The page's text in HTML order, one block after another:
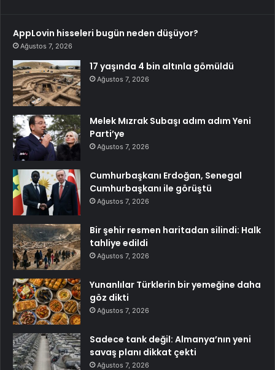
AppLovin hisseleri bugün neden düşüyor?
Ağustos 7, 2026
17 yaşında 4 bin altınla gömüldü
Ağustos 7, 2026
Melek Mızrak Subaşı adım adım Yeni
Parti’ye
Ağustos 7, 2026
Cumhurbaşkanı Erdoğan, Senegal
Cumhurbaşkanı ile görüştü
Ağustos 7, 2026
Bir şehir resmen haritadan silindi: Halk
tahliye edildi
Ağustos 7, 2026
Yunanlılar Türklerin bir yemeğine daha
göz dikti
Ağustos 7, 2026
Sadece tank değil: Almanya’nın yeni
savaş planı dikkat çekti
Ağustos 7, 2026